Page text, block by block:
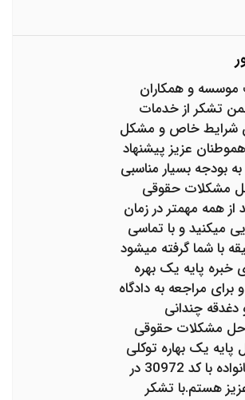
و همکاران
تشکر از خدمات
شرایط خاص و مشکل
عزیز پیشنهاد
بودجه بسیار مناسبی
مشکلات حقوقی
از همه مهمتر در زمان
میکنید و با تماسی
از 5دقیقه با شما گرفته میشود
خبره پایه یک بهره
مراجعه به دادگاه
چندانی
حل مشکلات حقوقی
پایه یک بهاره توکلی
پور در زمینه خانواده با کد 30972 در
هستم.با تشکر